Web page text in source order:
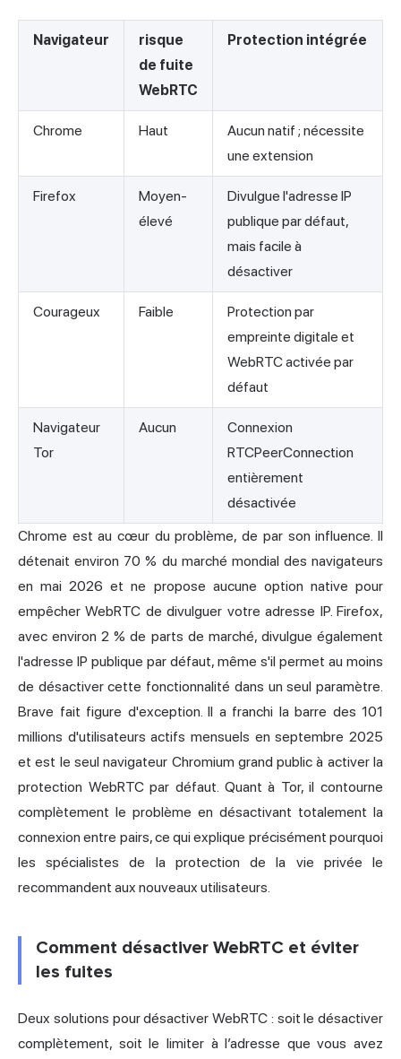
Navigateur
risque
de fuite
WebRTC
Protection intégrée
Chrome Haut
Aucun natif ; nécessite
une extension
Firefox
Moyen-
élevé
Divulgue l'adresse IP
publique par défaut,
mais facile à
désactiver
Courageux Faible
Protection par
empreinte digitale et
WebRTC activée par
défaut
Navigateur
Tor
Aucun
Connexion
RTCPeerConnection
entièrement
désactivée
Chrome est au cœur du problème, de par son influence. Il
détenaitenviron 70 % du marché mondial des navigateurs
en mai 2026 et ne propose aucune option native pour
empêcher WebRTC de divulguer votre adresse IP. Firefox,
avec environ 2 % de parts de marché, divulgue également
l'adresse IP publique par défaut, même s'il permet au moins
de désactiver cette fonctionnalité dans un seul paramètre.
Brave fait figure d'exception. Il a franchi la barre des 101
millions d'utilisateurs actifs mensuels en septembre 2025
et est le seul navigateur Chromium grand public à activer la
protection WebRTC par défaut. Quant à Tor, il contourne
complètement le problème en désactivant totalement la
connexion entre pairs, ce qui explique précisément pourquoi
les spécialistes de la protection de la vie privée le
recommandent aux nouveaux utilisateurs.
Comment désactiver WebRTC et éviter
les fuites
Deux solutions pour désactiver WebRTC : soit le désactiver
complètement, soit le limiter à l’adresse que vous avez